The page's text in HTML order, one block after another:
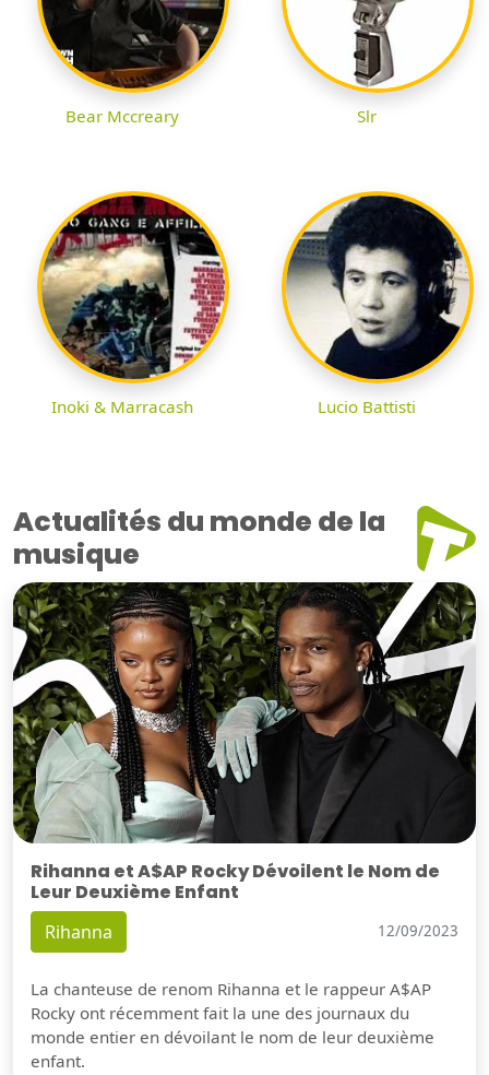
Bear Mccreary Slr
Inoki & Marracash Lucio Battisti
Actualités du monde de la
musique
Rihanna et A$AP Rocky Dévoilent le Nom de
Leur Deuxième Enfant
Rihanna 12/09/2023
La chanteuse de renom Rihanna et le rappeur A$AP
Rocky ont récemment fait la une des journaux du
monde entier en dévoilant le nom de leur deuxième
enfant.